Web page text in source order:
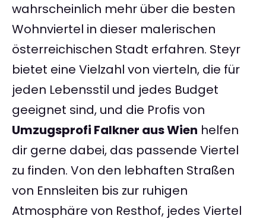
wahrscheinlich mehr über die besten
Wohnviertel in dieser malerischen
österreichischen Stadt erfahren. Steyr
bietet eine Vielzahl von vierteln, die für
jeden Lebensstil und jedes Budget
geeignet sind, und die Profis von
Umzugsprofi Falkner aus Wien helfen
dir gerne dabei, das passende Viertel
zu finden. Von den lebhaften Straßen
von Ennsleiten bis zur ruhigen
Atmosphäre von Resthof, jedes Viertel